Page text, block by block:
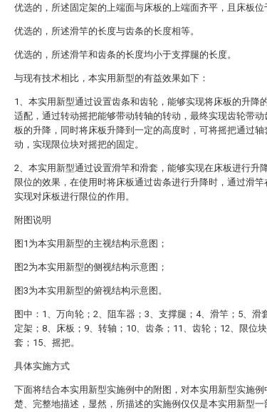
优选的，所述固定架的上端面与床板的上端面齐平，且床板位
优选的，所述滑竿的长度与齿条的长度相等。
优选的，所述滑竿和齿条的长度均小于支撑腿的长度。
与现有技术相比，本实用新型的有益效果如下：
1、本实用新型通过设置齿条和齿轮，能够实现将床板的升降
适配，通过转动摇把能够带动转轴的转动，最终实现齿轮带
板的升降，同时将床板升降到一定的高度时，可将摇把通过
动，实现限位块对摇把的固定。
2、本实用新型通过设置滑竿和滑套，能够实现在床板进行升
限位的效果，在使用时将床板通过齿条进行升降时，通过滑
实现对床板进行限位的作用。
附图说明
图1为本实用新型的主视结构示意图；
图2为本实用新型的侧视结构示意图；
图3为本实用新型的俯视结构示意图。
图中：1、万向轮；2、阻车器；3、支撑腿；4、滑竿；5、滑
定架；8、床板；9、转轴；10、齿条；11、齿轮；12、限位
套；15、摇把。
具体实施方式
下面将结合本实用新型实施例中的附图，对本实用新型实施
楚、完整地描述，显然，所描述的实施例仅仅是本实用新型